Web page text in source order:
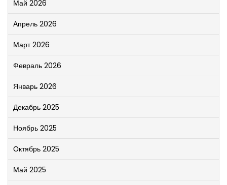
Май 2026
Апрель 2026
Март 2026
Февраль 2026
Январь 2026
Декабрь 2025
Ноябрь 2025
Октябрь 2025
Май 2025